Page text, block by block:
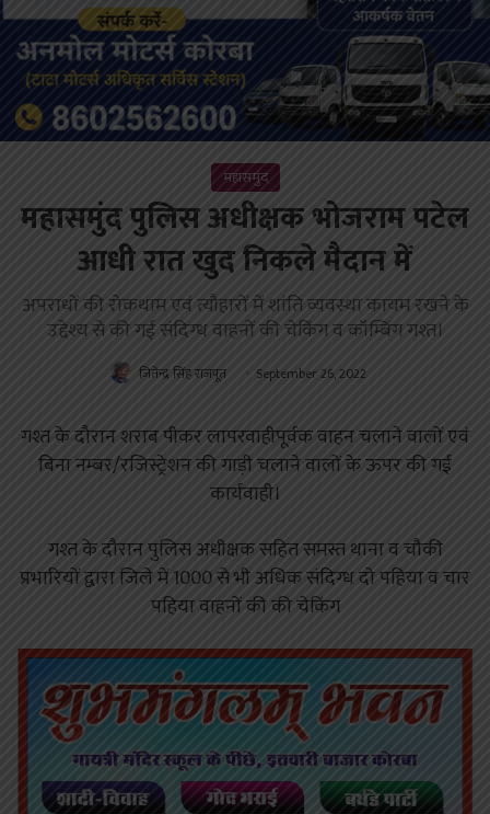
महासमुंद
महासमुंद पुलिस अधीक्षक भोजराम पटेल
आधी रात खुद निकले मैदान में
अपराधों की रोकथाम एवं त्यौहारों में शांति व्यवस्था कायम रखने के
उद्देश्य से की गई संदिग्ध वाहनों की चेकिंग व कॉम्बिंग गश्त।
जितेन्द्र सिंह राजपूत September 26, 2022
गश्त के दौरान शराब पीकर लापरवाहीपूर्वक वाहन चलाने वालों एवं
बिना नम्बर/रजिस्ट्रेशन की गाड़ी चलाने वालों के ऊपर की गई
कार्यवाही।
गश्त के दौरान पुलिस अधीक्षक सहित समस्त थाना व चौकी
प्रभारियों द्वारा जिले में 1000 से भी अधिक संदिग्ध दो पहिया व चार
पहिया वाहनों की की चेकिंग